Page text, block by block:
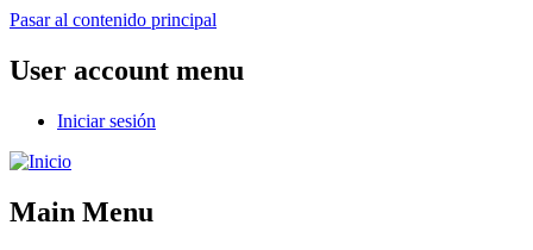
Pasar al contenido principal
User account menu
Iniciar sesión
Main Menu